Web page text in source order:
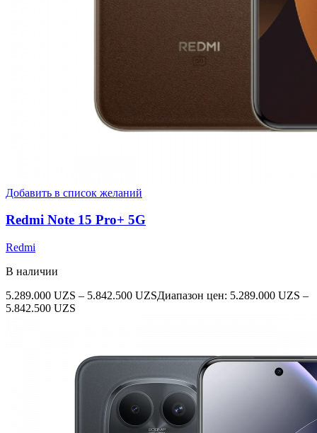
Добавить в список желаний
Redmi Note 15 Pro+ 5G
Redmi
В наличии
5.289.000 UZS – 5.842.500 UZSДиапазон цен: 5.289.000 UZS –
5.842.500 UZS